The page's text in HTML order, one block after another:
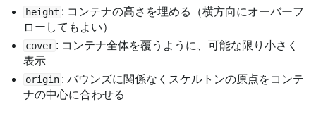
height : コンテナの高さを埋める（横方向にオーバーフ
ローしてもよい）
cover : コンテナ全体を覆うように、可能な限り小さく
表示
origin : バウンズに関係なくスケルトンの原点をコンテ
ナの中心に合わせる